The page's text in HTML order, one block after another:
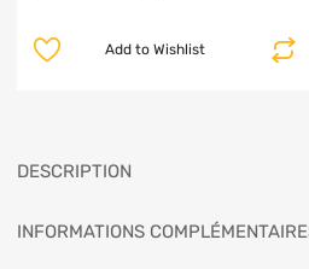
Add to Wishlist
DESCRIPTION
INFORMATIONS